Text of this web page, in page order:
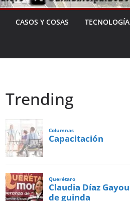
CASOS Y COSAS TECNOLOGÍA
Trending